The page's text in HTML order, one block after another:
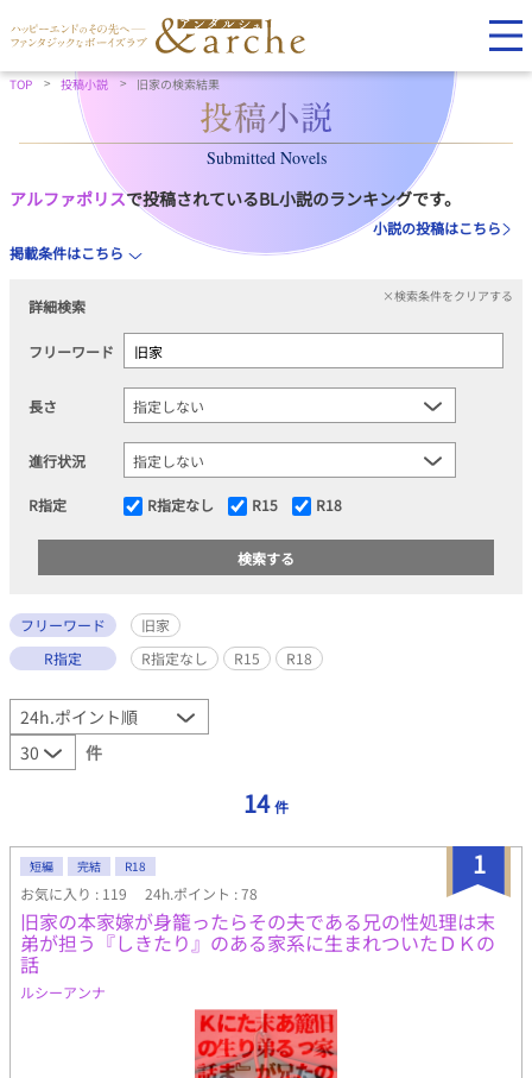
TOP 投稿小説 旧家の検索結果
Submitted Novels
アルファポリスで投稿されているBL小説のランキングです。
小説の投稿はこちら
掲載条件はこちら
詳細検索
×検索条件をクリアする
フリーワード
長さ
進行状況
R指定 R指定なし R15 R18
フリーワード
旧家
R指定
R指定なし R15 R18
件
14 件
1
短編 完結 R18
お気に入り : 119 24h.ポイント : 78
旧家の本家嫁が身籠ったらその夫である兄の性処理は末
弟が担う『しきたり』のある家系に生まれついたＤＫの
話
ルシーアンナ